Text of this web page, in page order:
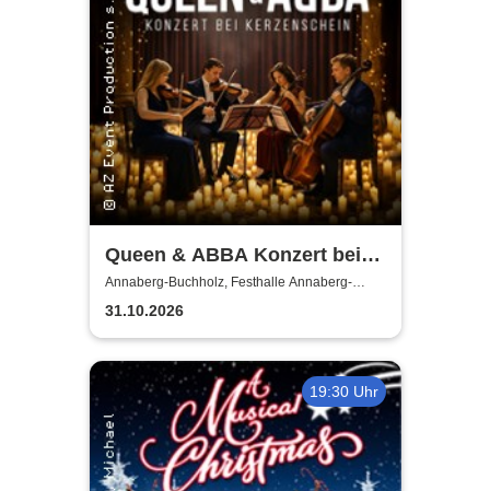
Queen & ABBA Konzert bei
Kerzenschein
Annaberg-Buchholz, Festhalle Annaberg-
Buchholz
31.10.2026
19:30 Uhr